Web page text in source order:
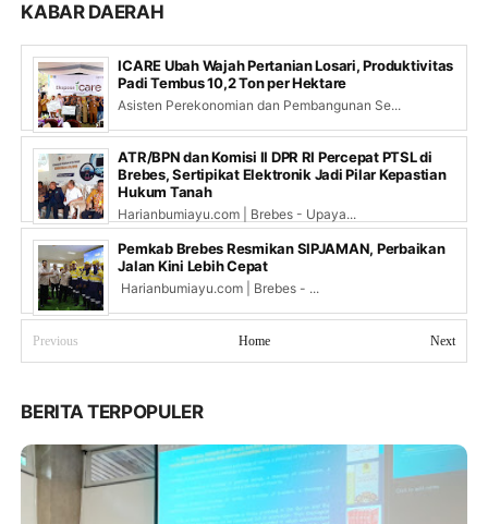
KABAR DAERAH
ICARE Ubah Wajah Pertanian Losari, Produktivitas
Padi Tembus 10,2 Ton per Hektare
Asisten Perekonomian dan Pembangunan Se...
ATR/BPN dan Komisi II DPR RI Percepat PTSL di
Brebes, Sertipikat Elektronik Jadi Pilar Kepastian
Hukum Tanah
Harianbumiayu.com | Brebes - Upaya...
Pemkab Brebes Resmikan SIPJAMAN, Perbaikan
Jalan Kini Lebih Cepat
Harianbumiayu.com | Brebes - ...
Previous Next
Home
BERITA TERPOPULER